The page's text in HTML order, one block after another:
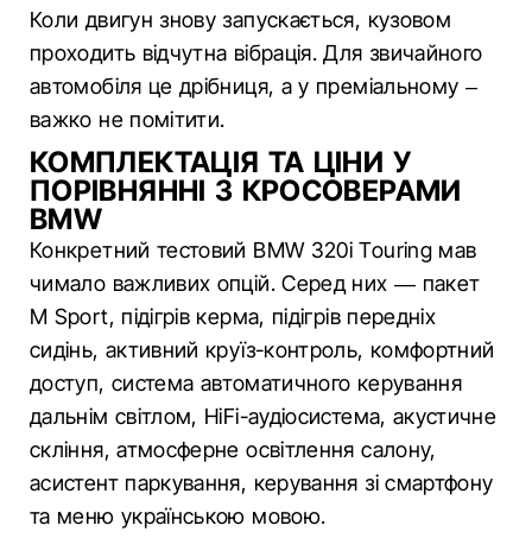
Коли двигун знову запускається, кузовом
проходить відчутна вібрація. Для звичайного
автомобіля це дрібниця, а у преміальному –
важко не помітити.
КОМПЛЕКТАЦІЯ ТА ЦІНИ У
ПОРІВНЯННІ З КРОСОВЕРАМИ
BMW
Конкретний тестовий BMW 320i Touring мав
чимало важливих опцій. Серед них — пакет
M Sport, підігрів керма, підігрів передніх
сидінь, активний круїз-контроль, комфортний
доступ, система автоматичного керування
дальнім світлом, HiFi-аудіосистема, акустичне
скління, атмосферне освітлення салону,
асистент паркування, керування зі смартфону
та меню українською мовою.